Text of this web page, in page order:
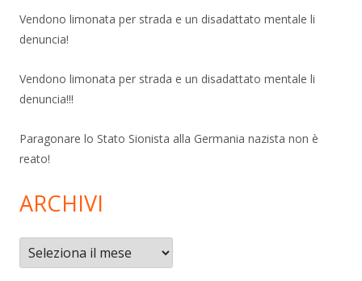
Vendono limonata per strada e un disadattato mentale li
denuncia!
Vendono limonata per strada e un disadattato mentale li
denuncia!!!
Paragonare lo Stato Sionista alla Germania nazista non è
reato!
ARCHIVI
Archivi